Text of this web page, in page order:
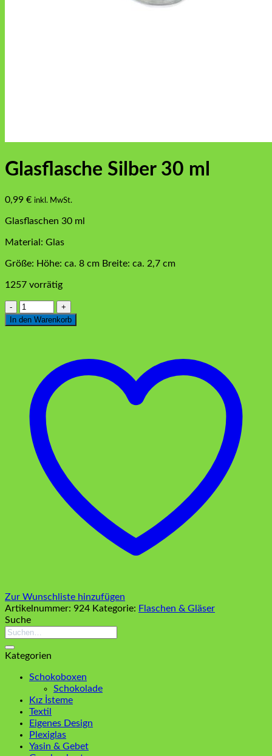
Glasflasche Silber 30 ml
0,99 € inkl. MwSt.
Glasflaschen 30 ml
Material: Glas
Größe: Höhe: ca. 8 cm Breite: ca. 2,7 cm
1257 vorrätig
Glasflasche
Silber
30
In den Warenkorb
Zur Wunschliste hinzufügen
Artikelnummer: 924 Kategorie: Flaschen & Gläser
Suche
Suchen
Kategorien
Schokoboxen
Schokolade
Kız İsteme
Textil
Eigenes Design
Plexiglas
Yasin & Gebet